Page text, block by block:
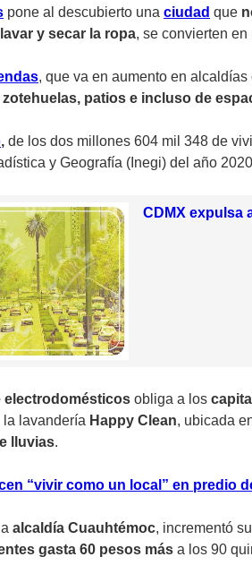
pone al descubierto una ciudad que
y secar la ropa, se convierten en
, que va en aumento en alcaldías
patios e incluso de
, de los dos millones 604 mil 348 de
y Geografía (Inegi) del año
CDMX expulsa
electrodomésticos obliga a los
la lavandería Happy Clean, ubicada
lluvias.
“vivir como un local” en predio
alcaldía Cuauhtémoc, incrementó
gasta 60 pesos más a los 90